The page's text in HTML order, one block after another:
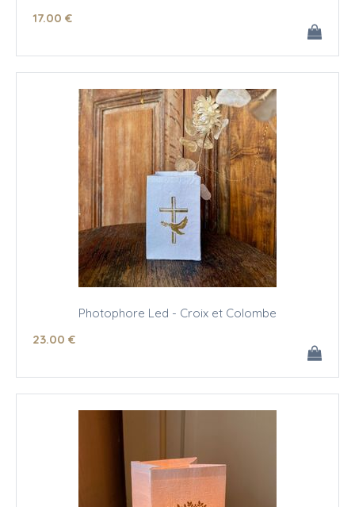
17.00 €
Photophore Led - Croix et Colombe
23.00 €